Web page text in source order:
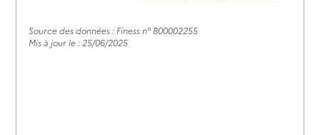
Source des données : Finess n° 800002255
Mis à jour le : 25/06/2025